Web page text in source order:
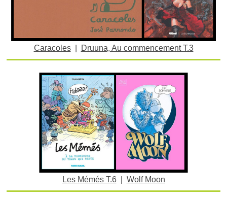
Caracoles| Druuna, Au commencement T.3
Les Mémés T.6| Wolf Moon